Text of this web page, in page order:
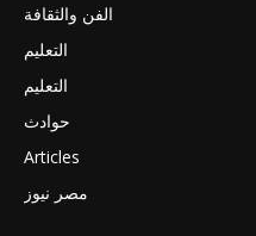
الفن والثقافة
التعليم
التعليم
حوادث
Articles
مصر نيوز